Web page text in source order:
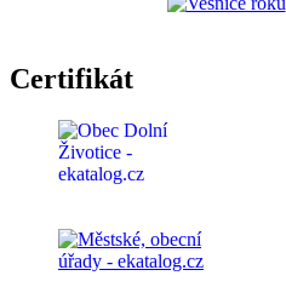
Certifikát